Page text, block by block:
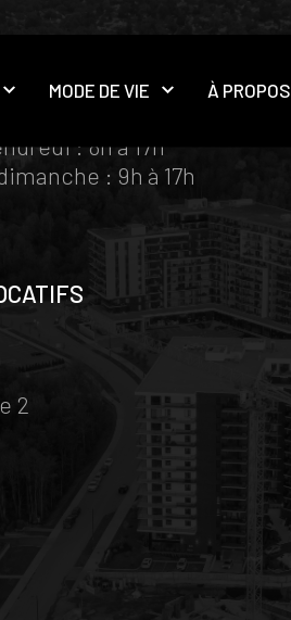
MODE DE VIE À PROPOS
DES VENTES
: 8h à 17h
: 9h à 17h
2